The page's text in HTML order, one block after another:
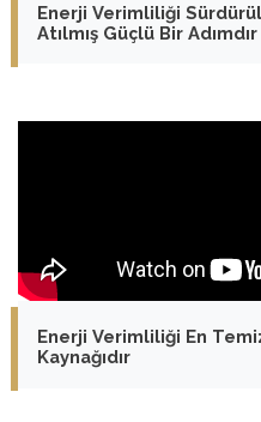
Enerji Verimliliği
Atılmış Güçlü Bir Adımdır
Enerji Verimliliği En
Kaynağıdır